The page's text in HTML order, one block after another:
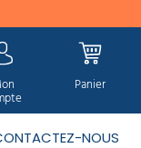
Panier
NOUS